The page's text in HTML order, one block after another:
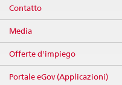
Contatto
Media
Offerte d'impiego
Portale eGov (Applicazioni)